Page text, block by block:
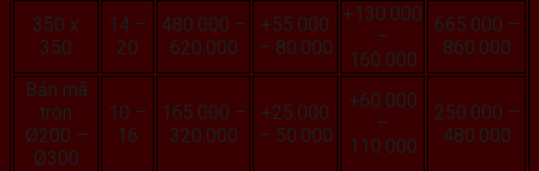
350 x
350
14 –
20
480.000 –
620.000
+55.000
– 80.000
+130.000
–
160.000
665.000 –
860.000
Bản mã
tròn
Ø200 –
Ø300
10 –
16
165.000 –
320.000
+25.000
– 50.000
+60.000
–
110.000
250.000 –
480.000